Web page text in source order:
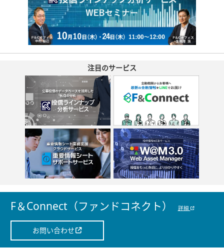
注目のサービス
F＆Connect（ファンドコネクト） 詳細
お問い合わせ